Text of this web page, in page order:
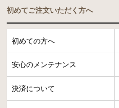
初めてご注文いただく方へ
初めての方へ
安心のメンテナンス
決済について